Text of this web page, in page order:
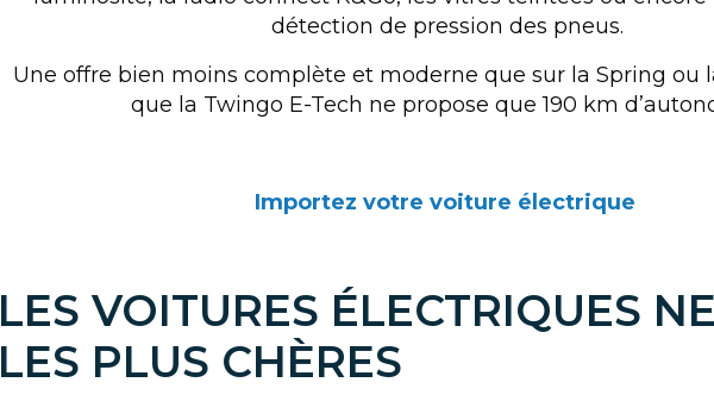
détection de pression des pneus.
Une offre bien moins complète et moderne que sur la Spring ou la
que la Twingo E-Tech ne propose que 190 km
Importez votre voiture électrique
LES VOITURES ÉLECTRIQUES
LES PLUS CHÈRES